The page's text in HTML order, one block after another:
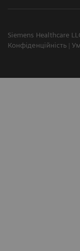
Siemens Healthcare
Конфіденційність